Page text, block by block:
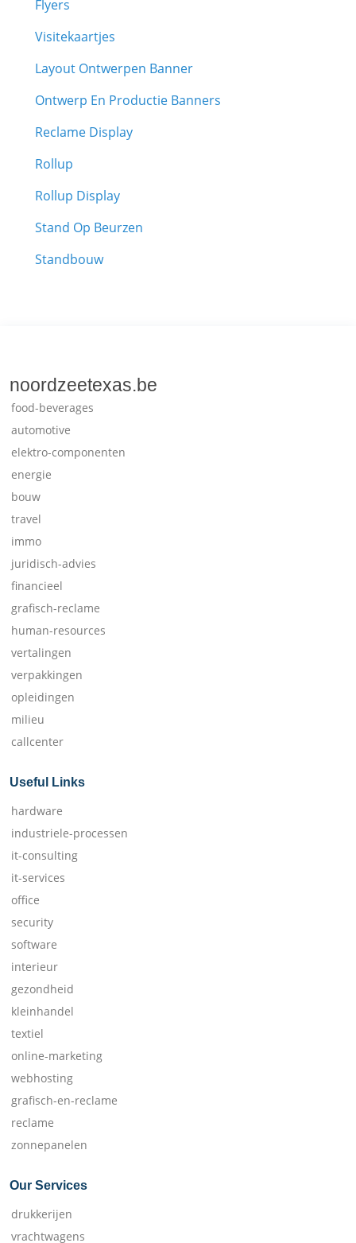
Flyers
Visitekaartjes
Layout Ontwerpen Banner
Ontwerp En Productie Banners
Reclame Display
Rollup
Rollup Display
Stand Op Beurzen
Standbouw
noordzeetexas.be
food-beverages
automotive
elektro-componenten
energie
bouw
travel
immo
juridisch-advies
financieel
grafisch-reclame
human-resources
vertalingen
verpakkingen
opleidingen
milieu
callcenter
Useful Links
hardware
industriele-processen
it-consulting
it-services
office
security
software
interieur
gezondheid
kleinhandel
textiel
online-marketing
webhosting
grafisch-en-reclame
reclame
zonnepanelen
Our Services
drukkerijen
vrachtwagens